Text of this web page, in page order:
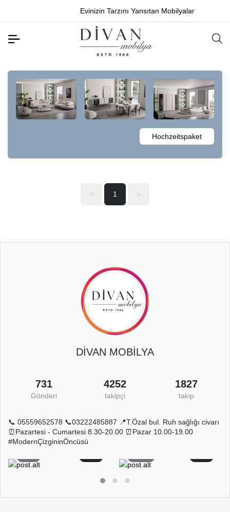
Evinizin Tarzını Yansıtan Mobilyalar
Hochzeitspaket
< 1 >
DİVAN MOBİLYA
731
Gönderi
4252
takipçi
1827
takip
📞 05559652578 📞03222485887 📍T.Özal bul. Ruh sağlığı civarı
⏰Pazartesi - Cumartesi 8.30-20.00 ⏰Pazar 10.00-19.00
#ModernÇizgininÖncüsü